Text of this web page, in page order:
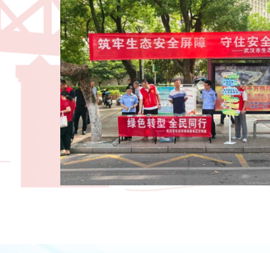
城市，标志着江豚保护从行政推动、科研支
护与城市文化认同的新阶段。
这不仅是武汉赋予江豚的“城市居民”新
起一座生态文明丰碑。江豚与江城因江而生
兼具历史厚度、当代审美与跨文化传播优势
播不可替代的核心城市名片。
湖北省生态环境厅二级巡视员田啟致辞
五五”期间，继续发挥国家中心城市引领作用
社会化参与、国际化传播上先行先试，为全
供更多“武汉经验”。
安全低碳齐宣传 法典
询日暨节能降碳周集中
安全生产与绿色低碳，一
高质量发展的重要支撑。6
月”和“全国节能低碳宣传
水平台开展集中宣传活动